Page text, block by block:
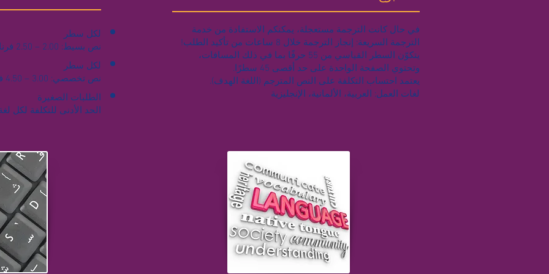
لكل سطر
نص بسيط: 2.00 – 2.50 فرنك سويسري
لكل سطر
نص تخصصي: 3.00 – 4.50 فرنك سويسري
الطلبات الصغيرة
الحد الأدنى للتكلفة لكل لغة: 80 فرنك
في حال كانت الترجمة مستعجلة، يمكنكم الاستفادة من خدمة
الترجمة السريعة: إنجاز الترجمة خلال 8 ساعات من تأكيد الطلب!
يتكوّن السطر القياسي من 55 حرفًا بما في ذلك المسافات،
وتحتوي الصفحة الواحدة على حد أقصى 45 سطرًا.
يعتمد احتساب التكلفة على النص المترجم (اللغة الهدف).
لغات العمل: العربية، الألمانية، الإنجليزية